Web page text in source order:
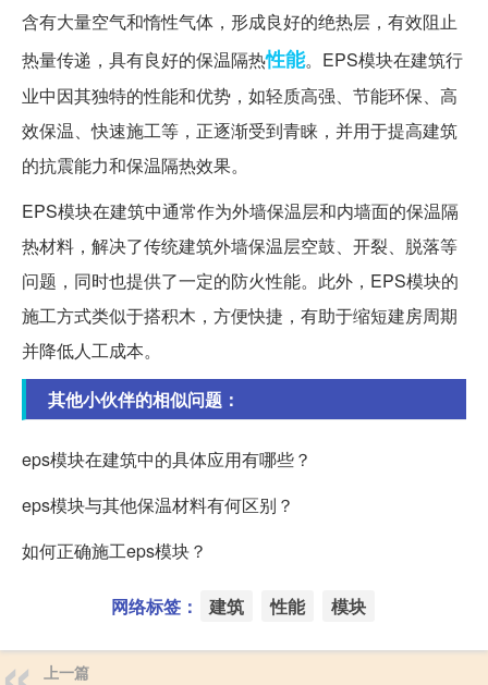
含有大量空气和惰性气体，形成良好的绝热层，有效阻止
热量传递，具有良好的保温隔热性能。EPS模块在建筑行
业中因其独特的性能和优势，如轻质高强、节能环保、高
效保温、快速施工等，正逐渐受到青睐，并用于提高建筑
的抗震能力和保温隔热效果。
EPS模块在建筑中通常作为外墙保温层和内墙面的保温隔
热材料，解决了传统建筑外墙保温层空鼓、开裂、脱落等
问题，同时也提供了一定的防火性能。此外，EPS模块的
施工方式类似于搭积木，方便快捷，有助于缩短建房周期
并降低人工成本。
其他小伙伴的相似问题：
eps模块在建筑中的具体应用有哪些？
eps模块与其他保温材料有何区别？
如何正确施工eps模块？
网络标签： 建筑 性能 模块
上一篇